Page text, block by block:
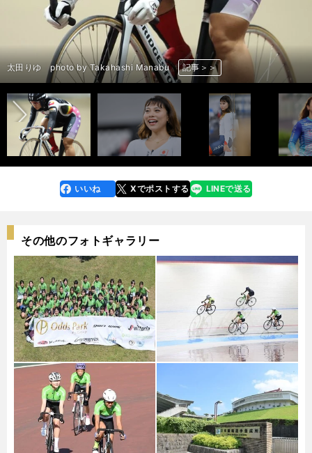
太田りゆ photo by Noto Sunao（a presto） 記事＞＞
太田りゆ photo by Noto Sunao（a presto） 記事＞＞
太田りゆ photo by Takahashi Manabu 記事＞＞
太田りゆ photo by Noto Sunao（a presto） 記事＞＞
太田りゆ photo by Noto Sunao（a presto） 記事＞＞
太田りゆ photo by Takahashi Manabu 記事＞＞
太田りゆ photo by Noto Sunao（a presto） 記事＞＞
太田りゆ photo by Noto Sunao（a presto） 記事＞＞
太田りゆ photo by Takahashi Manabu 記事＞＞
太田りゆ photo by Noto Sunao（a presto） 記事＞＞
太田りゆ photo by Noto Sunao（a presto） 記事＞＞
太田りゆ photo by Takahashi Manabu 記事＞＞
太田りゆ photo by Noto Sunao（a presto） 記事＞＞
太田りゆ photo by Noto Sunao（a presto） 記事＞＞
太田りゆ photo by Takahashi Manabu 記事＞＞
太田りゆ photo by Noto Sunao（a presto） 記事＞＞
前へ
faceboo
k
いいね Xでポストする
line LINEで送る
その他のフォトギャラリー